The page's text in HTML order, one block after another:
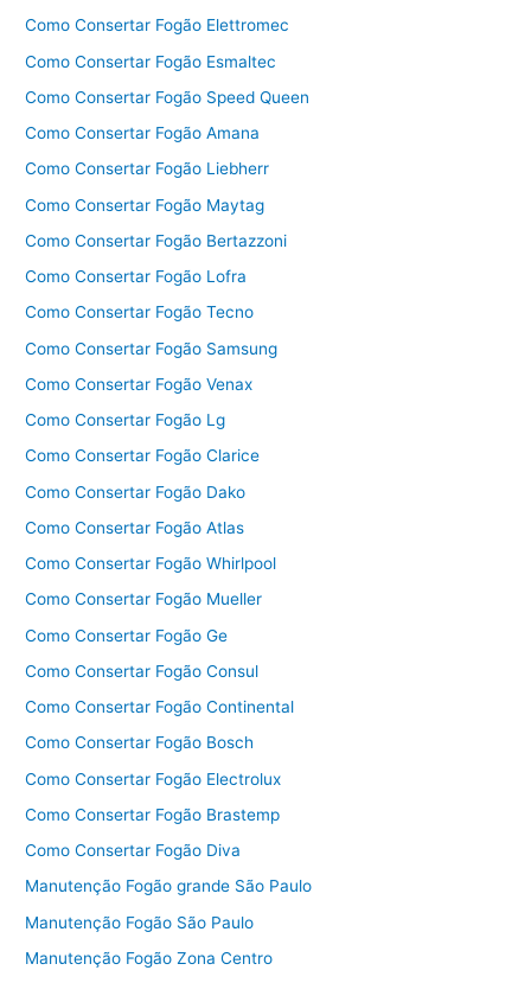
Como Consertar Fogão Elettromec
Como Consertar Fogão Esmaltec
Como Consertar Fogão Speed Queen
Como Consertar Fogão Amana
Como Consertar Fogão Liebherr
Como Consertar Fogão Maytag
Como Consertar Fogão Bertazzoni
Como Consertar Fogão Lofra
Como Consertar Fogão Tecno
Como Consertar Fogão Samsung
Como Consertar Fogão Venax
Como Consertar Fogão Lg
Como Consertar Fogão Clarice
Como Consertar Fogão Dako
Como Consertar Fogão Atlas
Como Consertar Fogão Whirlpool
Como Consertar Fogão Mueller
Como Consertar Fogão Ge
Como Consertar Fogão Consul
Como Consertar Fogão Continental
Como Consertar Fogão Bosch
Como Consertar Fogão Electrolux
Como Consertar Fogão Brastemp
Como Consertar Fogão Diva
Manutenção Fogão grande São Paulo
Manutenção Fogão São Paulo
Manutenção Fogão Zona Centro